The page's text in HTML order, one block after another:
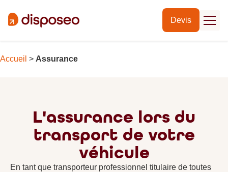
Devis
Accueil > Assurance
L'assurance lors du
transport de votre
véhicule
En tant que transporteur professionnel titulaire de toutes